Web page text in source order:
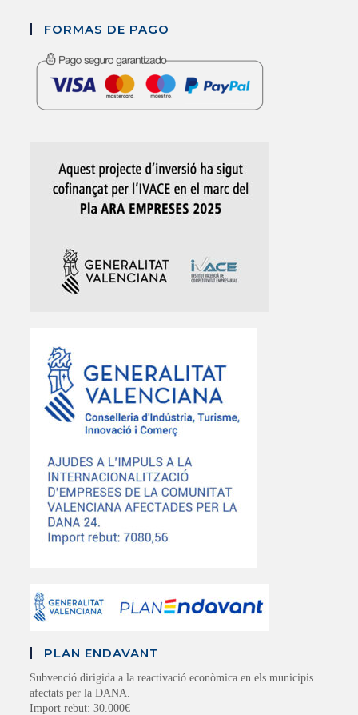
FORMAS DE PAGO
PLAN ENDAVANT
Subvenció dirigida a la reactivació econòmica en els municipis
afectats per la DANA.
Import rebut: 30.000€